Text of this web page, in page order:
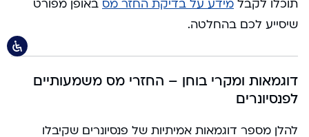
תוכלו לקבל מידע על בדיקת החזר מס באופן מפורט
שיסייע לכם בהחלטה.
דוגמאות ומקרי בוחן – החזרי מס משמעותיים
לפנסיונרים
להלן מספר דוגמאות אמיתיות של פנסיונרים שקיבלו